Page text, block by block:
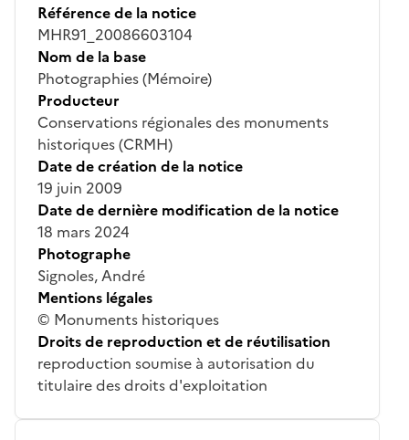
Référence de la notice
MHR91_20086603104
Nom de la base
Photographies (Mémoire)
Producteur
Conservations régionales des monuments
historiques (CRMH)
Date de création de la notice
19 juin 2009
Date de dernière modification de la notice
18 mars 2024
Photographe
Signoles, André
Mentions légales
© Monuments historiques
Droits de reproduction et de réutilisation
reproduction soumise à autorisation du
titulaire des droits d'exploitation